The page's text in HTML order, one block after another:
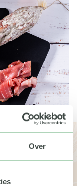
Over
We vertellen je